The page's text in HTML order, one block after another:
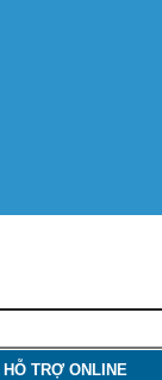
HỖ TRỢ ONLINE